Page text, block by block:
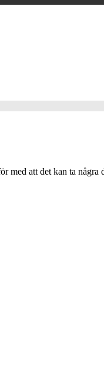
med att det kan ta